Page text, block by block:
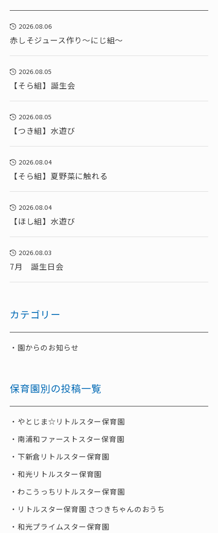
2026.08.06
赤しそジュース作り～にじ組～
2026.08.05
【そら組】誕生会
2026.08.05
【つき組】水遊び
2026.08.04
【そら組】夏野菜に触れる
2026.08.04
【ほし組】水遊び
2026.08.03
7月 誕生日会
カテゴリー
園からのお知らせ
保育園別の投稿一覧
やとじま☆リトルスター保育園
南浦和ファーストスター保育園
下新倉リトルスター保育園
和光リトルスター保育園
わこうっちリトルスター保育園
リトルスター保育園 さつきちゃんのおうち
和光プライムスター保育園